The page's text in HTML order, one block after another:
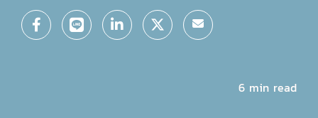
6 min read